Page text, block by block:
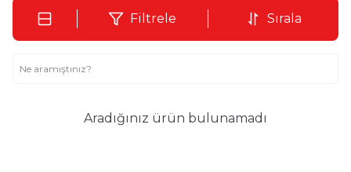
Filtrele Sırala
Aradığınız ürün bulunamadı